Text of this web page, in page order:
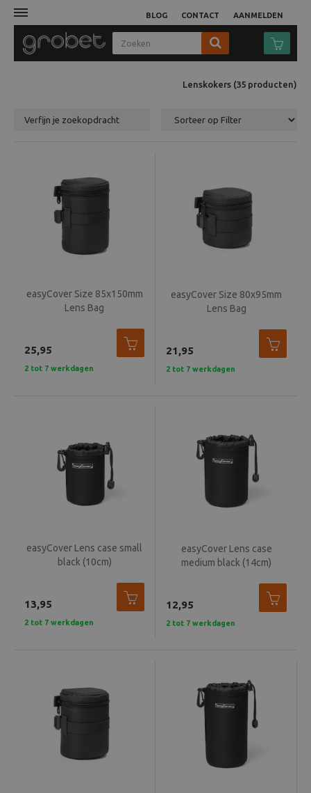
AANMELDEN
BLOG CONTACT
Fotocamera
Video
Tassen
Studio
Beeld en bewerking
Verrekijker
Lenskokers (35 producten)
Verfijn je zoekopdracht
easyCover Size 85x150mm
Lens Bag
25,95
2 tot 7 werkdagen
easyCover Size 80x95mm
Lens Bag
21,95
2 tot 7 werkdagen
easyCover Lens case small
black (10cm)
13,95
2 tot 7 werkdagen
easyCover Lens case
medium black (14cm)
12,95
2 tot 7 werkdagen